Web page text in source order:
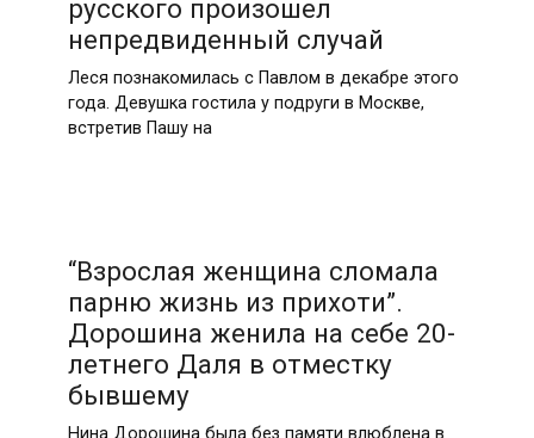
русского произошел
непредвиденный случай
Леся познакомилась с Павлом в декабре этого
года. Девушка гостила у подруги в Москве,
встретив Пашу на
“Взрослая женщина сломала
парню жизнь из прихоти”.
Дорошина женила на себе 20-
летнего Даля в отместку
бывшему